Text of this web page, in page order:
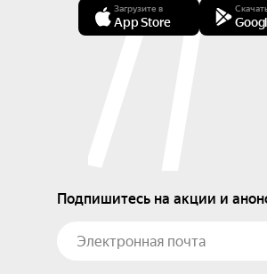
Загрузите в
App Store
Подпишитесь на акции и